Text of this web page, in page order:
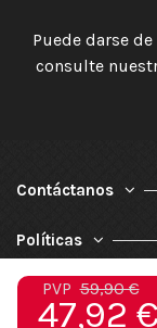
PVP59,90 €
47,92 €
Puede darse
consulte
Contáctanos
Políticas
Nuestra Empresa